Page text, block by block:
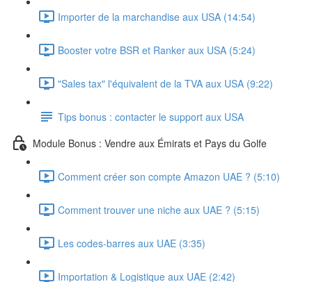
Importer de la marchandise aux USA (14:54)
Booster votre BSR et Ranker aux USA (5:24)
"Sales tax" l'équivalent de la TVA aux USA (9:22)
Tips bonus : contacter le support aux USA
Module Bonus : Vendre aux Émirats et Pays du Golfe
Comment créer son compte Amazon UAE ? (5:10)
Comment trouver une niche aux UAE ? (5:15)
Les codes-barres aux UAE (3:35)
Importation & Logistique aux UAE (2:42)